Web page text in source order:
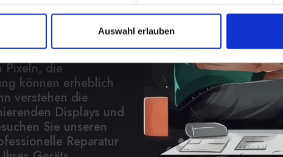
Auswahl erlauben
bei Ihrem IPHONE-
Ärgernis sein. Es
verringert die
Pixeln, die
können erheblich
verstehen die
Displays und
Sie unseren
Reparatur